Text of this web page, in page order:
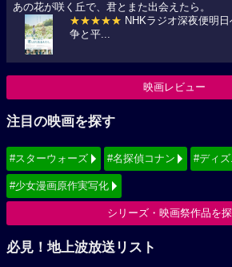
あの花が咲く丘で、君とまた出会えたら。
★★★★★ NHKラジオ深夜便明
争と平...
映画レビュー
注目の映画を探す
#スターウォーズ #名探偵コナン #ディ
#少女漫画原作実写化
シリーズ・映画祭作品を
必見！地上波放送リスト